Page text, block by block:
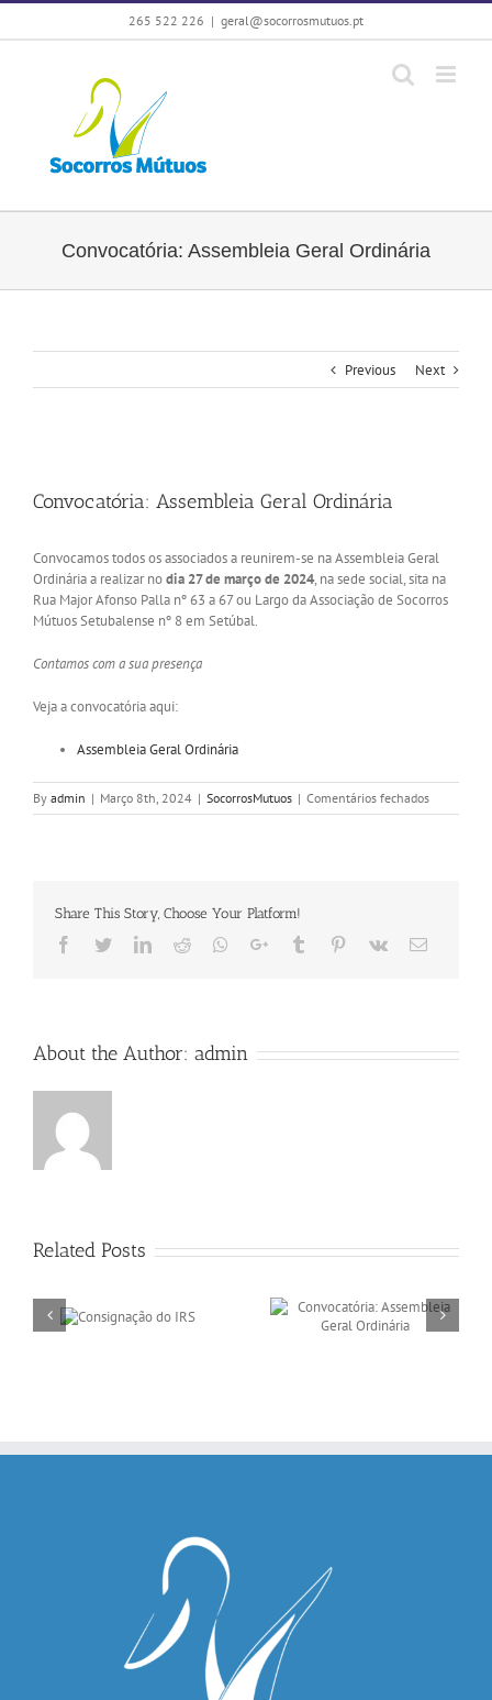
Skip
265 522 226 | geral@socorrosmutuos.pt
Convocatória: Assembleia Geral Ordinária
Previous Next
Image
Convocatória: Assembleia Geral Ordinária
Convocamos todos os associados a reunirem-se na Assembleia Geral
Ordinária a realizar nodia 27 de março de 2024, na sede social, sita na
Rua Major Afonso Palla nº 63 a 67 ou Largo da Associação de Socorros
Mútuos Setubalense nº 8 em Setúbal.
Contamos com a sua presença
Veja a convocatória aqui:
Assembleia Geral Ordinária
By admin | Março 8th, 2024 | SocorrosMutuos | Comentários fechadosem
Share This Story, Choose Your Platform!
Facebook
TwitterLinkedIn
Reddit Whatsapp
Google+Tumblr Pinterest
Vk Email
About the Author: admin
Related Posts
do
Convocatória:
Marchas Populares